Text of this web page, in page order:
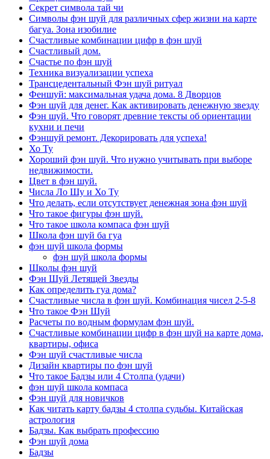
Секрет символа тай чи
Символы фэн шуй для различных сфер жизни на карте
багуа. Зона изобилие
Счастливые комбинации цифр в фэн шуй
Счастливый дом.
Счастье по фэн шуй
Техника визуализации успеха
Трансцедентальный Фэн шуй ритуал
Феншуй: максимальная удача дома. 8 Дворцов
Фэн шуй для денег. Как активировать денежную звезду
Фэн шуй. Что говорят древние тексты об ориентации
кухни и печи
Фэншуй ремонт. Декорировать для успеха!
Хо Ту
Хороший фэн шуй. Что нужно учитывать при выборе
недвижимости.
Цвет в фэн шуй.
Числа Ло Шу и Хо Ту
Что делать, если отсутствует денежная зона фэн шуй
Что такое фигуры фэн шуй.
Что такое школа компаса фэн шуй
Школа фэн шуй ба гуа
фэн шуй школа формы
фэн шуй школа формы
Школы фэн шуй
Фэн Шуй Летящей Звезды
Как определить гуа дома?
Счастливые числа в фэн шуй. Комбинация чисел 2-5-8
Что такое Фэн Шуй
Расчеты по водным формулам фэн шуй.
Счастливые комбинации цифр в фэн шуй на карте дома,
квартиры, офиса
Фэн шуй счастливые числа
Дизайн квартиры по фэн шуй
Что такое Бадзы или 4 Столпа (удачи)
фэн шуй школа компаса
Фэн шуй для новичков
Как читать карту бадзы 4 столпа судьбы. Китайская
астрология
Бадзы. Как выбрать профессию
Фэн шуй дома
Бадзы